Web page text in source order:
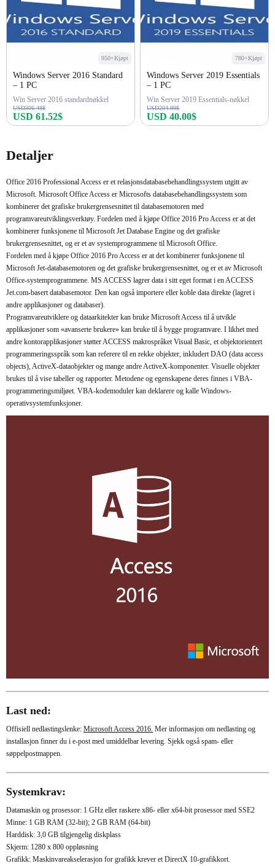
950+Kjøpt
Windows Server 2016 Standard
– 1 PC
Win Server 2016 standardnøkkel
USD306.48$
USD 61.52$
780+Kjøpt
Windows Server 2019 Essentials
– 1 PC
Win Server 2019 Essentials-nøkkel
USD204.99$
USD 40.00$
Detaljer
Office 2016 Professional Access er et relasjonsdatabasebehandlingssystem utgitt av
Microsoft. Microsoft Office Access er Microsofts databasebehandlingssystem som
kombinerer det grafiske brukergrensesnittet til databasemotoren med
programvareutviklingsverktøy. Fordelen med å kjøpe Office 2016 Pro Access er at det
kombinerer funksjonene til Microsoft Jet Database Engine og det grafiske
brukergrensesnittet, og er et av systemprogrammene til Microsoft Office.
Fordelen med å kjøpe Office 2016 Pro Access er at det kombinerer funksjonene til
Microsoft Jet-databasemotoren og det grafiske brukergrensesnittet, og er et av Microsoft
Office-systemprogrammene. MS ACCESS lagrer data i sitt eget format i en ACCESS
Jet.com-basert databasemotor. Den kan også importere eller koble data direkte (lagret i
andre applikasjoner og databaser).
Programvareutviklere og dataarkitekter kan bruke Microsoft Access til å utvikle
applikasjoner som «avanserte brukere» kan bruke til å bygge programvare. I likhet med
andre kontorapplikasjoner støtter ACCESS makrospråket Visual Basic, et objektorientert
programmeringsspråk som kan referere til en rekke objekter, inkludert DAO (data access
objects), ActiveX-dataobjekter og mange andre ActiveX-komponenter. Visuelle objekter
brukes til å vise tabeller og rapporter. Metodene og egenskapene deres finnes i VBA-
programmeringsmiljøet. VBA-kodemoduler kan deklarere og kalle Windows-
operativsystemfunksjoner.
Last ned:
Offisiell nedlastingslenke: Microsoft Access 2016. Mer informasjon om nedlasting og
installasjon finner du i e-post med umiddelbar levering. Sjekk også spam- eller
søppelpostmappen.
Systemkrav:
Datamaskin og prosessor: 1 GHz eller raskere x86- eller x64-bit prosessor med SSE2
Minne: 1 GB RAM (32-bit); 2 GB RAM (64-bit)
Harddisk: 3,0 GB tilgjengelig diskplass
Skjerm: 1280 x 800 oppløsning
Grafikk: Maskinvareakselerasjon for grafikk krever et DirectX 10-grafikkort.